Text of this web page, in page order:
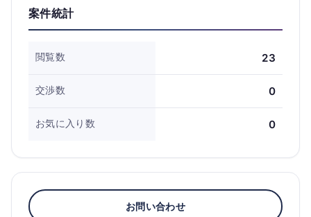
案件統計
閲覧数 23
交渉数 0
お気に入り数 0
お問い合わせ